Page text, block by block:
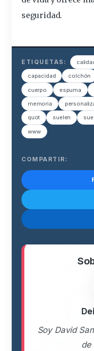
seguridad.
ETIQUETAS:
capacidad colchón
cuerpo espuma
memoria
quot suelen
www
COMPARTIR:
Soy David
de